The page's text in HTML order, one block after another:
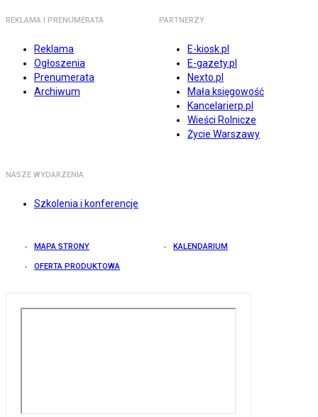
REKLAMA I PRENUMERATA
Reklama
Ogłoszenia
Prenumerata
Archiwum
PARTNERZY
E-kiosk.pl
E-gazety.pl
Nexto.pl
Mała księgowość
Kancelarierp.pl
Wieści Rolnicze
Życie Warszawy
NASZE WYDARZENIA
Szkolenia i konferencje
MAPA STRONY KALENDARIUM
OFERTA PRODUKTOWA